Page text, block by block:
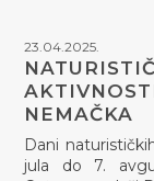
23.04.2025.
NEMAČKA
Dani
jula do 7.